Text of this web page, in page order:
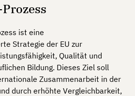
ist eine
Strategie der EU zur
Qualität und
Bildung. Dieses Ziel soll
Zusammenarbeit in der
durch erhöhte Vergleichbarkeit,